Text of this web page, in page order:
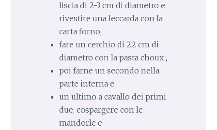
liscia di 2-3 cm di diametro e
rivestire una leccarda con la
carta forno,
fare un cerchio di 22 cm di
diametro con la pasta choux ,
poi farne un secondo nella
parte interna e
un ultimo a cavallo dei primi
due, cospargere con le
mandorle e